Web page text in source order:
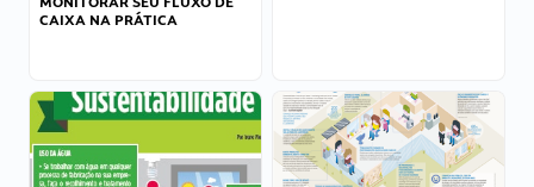
CAIXA NA PRÁTICA